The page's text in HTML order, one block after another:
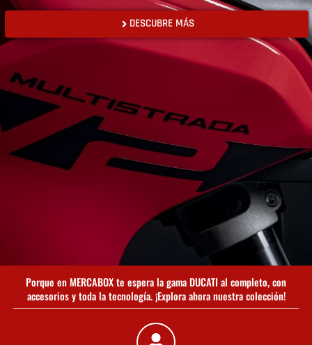
DESCUBRE MÁS
Porque en MERCABOX te espera la gama DUCATI al completo, con
accesorios y toda la tecnología. ¡Explora ahora nuestra colección!